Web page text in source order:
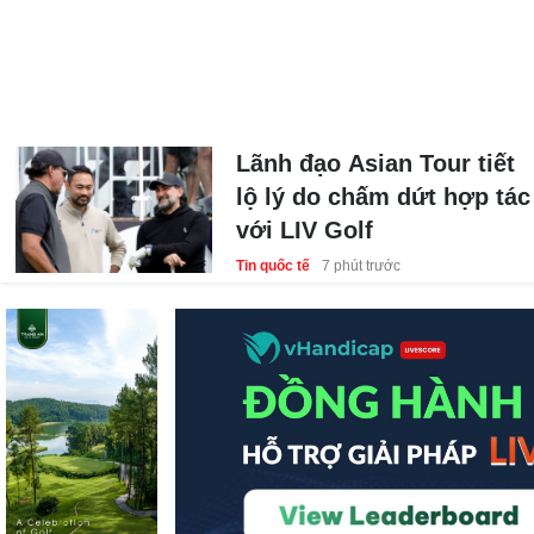
Lãnh đạo Asian Tour tiết
lộ lý do chấm dứt hợp tác
với LIV Golf
Tin quốc tế 7 phút trước
Lãnh đạo Asian Tour tiết
lộ lý do chấm dứt hợp tác
với LIV Golf
Tin quốc tế 7 phút trước